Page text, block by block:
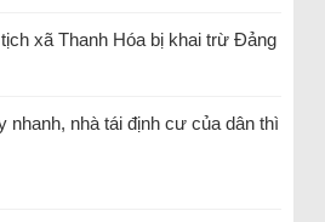
xã Thanh Hóa bị khai trừ Đảng
nhanh, nhà tái định cư của dân thì